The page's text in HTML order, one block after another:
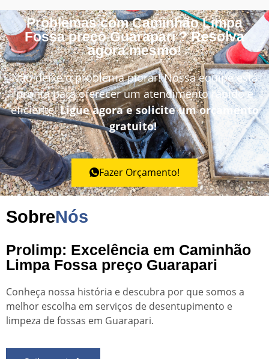
Problemas com Caminhão Limpa
Fossa preço Guarapari ? Resolva
agora mesmo!
Não deixe o problema piorar! Nossa equipe está
pronta para oferecer um atendimento rápido e
eficiente.Ligue agora e solicite um orçamento
gratuito!
Fazer Orçamento!
SobreNós
Prolimp: Excelência em Caminhão
Limpa Fossa preço Guarapari
Conheça nossa história e descubra por que somos a
melhor escolha em serviços de desentupimento e
limpeza de fossas em Guarapari.